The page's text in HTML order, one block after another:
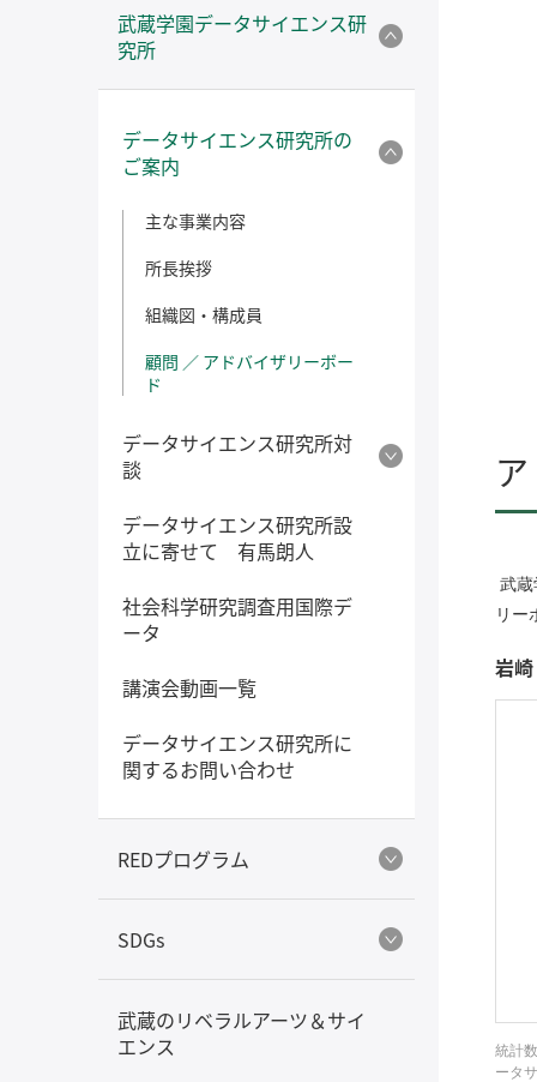
武蔵
リー
岩
統計
ータ
武蔵学園データサイエンス研
究所
データサイエンス研究所の
ご案内
主な事業内容
所長挨拶
組織図・構成員
顧問 ／ アドバイザリーボー
ド
データサイエンス研究所対
談
データサイエンス研究所設
立に寄せて 有馬朗人
社会科学研究調査用国際デ
ータ
講演会動画一覧
データサイエンス研究所に
関するお問い合わせ
REDプログラム
SDGs
武蔵のリベラルアーツ＆サイ
エンス